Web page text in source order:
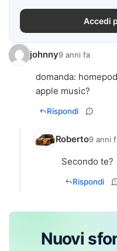
Accedi
johnny9 anni fa
domanda:
apple music?
Rispondi
Roberto9 anni
Secondo te?
Rispondi
Nuovi